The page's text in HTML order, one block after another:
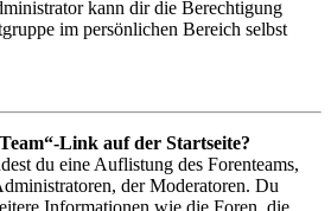
kann dir die Berechtigung
im persönlichen Bereich selbst
Link auf der Startseite?
du eine Auflistung des Forenteams,
der Moderatoren. Du
Informationen wie die Foren, die